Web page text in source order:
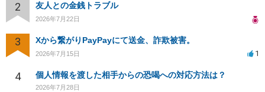
2 友人との金銭トラブル
2026年7月22日
3 Xから繋がりPayPayにて送金、詐欺被害。
2026年7月15日 1
4 個人情報を渡した相手からの恐喝への対応方法は？
2026年7月28日